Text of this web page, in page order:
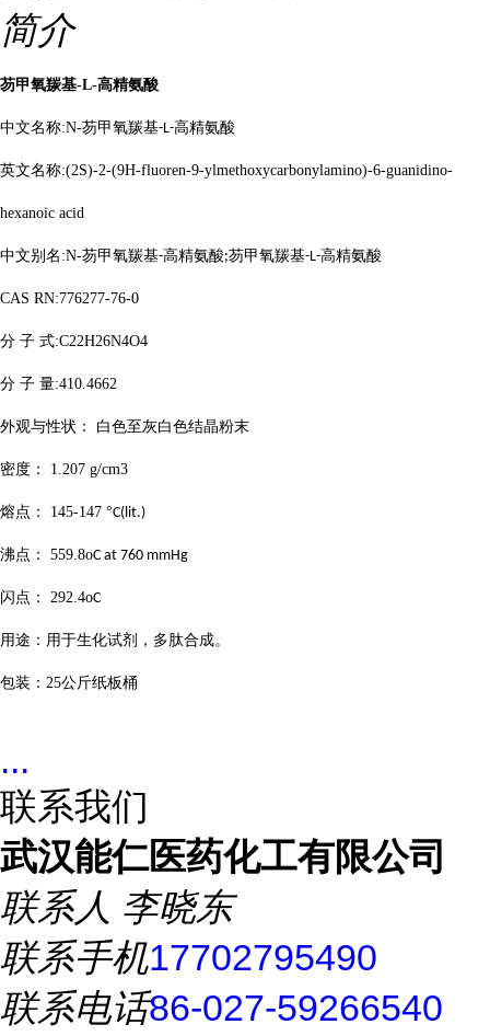
简介
芴甲氧羰基-L-高精氨酸
中文名称:N-芴甲氧羰基-L-高精氨酸
英文名称:(2S)-2-(9H-fluoren-9-ylmethoxycarbonylamino)-6-guanidino-
hexanoic acid
中文别名 :N-芴甲氧羰基-高精氨酸;芴甲氧羰基-L-高精氨酸
CAS RN:776277-76-0
分 子 式:C22H26N4O4
分 子 量:410.4662
外观与性状： 白色至灰白色结晶粉末
密度： 1.207 g/cm3
熔点： 145-147 °C(lit.)
沸点： 559.8oC at 760 mmHg
闪点： 292.4oC
用途：用于生化试剂，多肽合成。
包装： 25公斤纸板桶
...
联系我们
武汉能仁医药化工有限公司
联系人 李晓东
联系手机17702795490
联系电话86-027-59266540